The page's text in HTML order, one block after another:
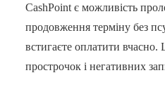
CashPoint є можливість
продовження терміну без
встигаєте оплатити вчасно.
прострочок і негативних